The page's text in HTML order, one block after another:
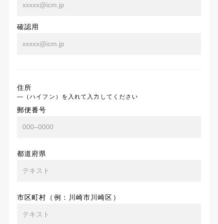
確認用
住所
―（ハイフン）を入れて入力してください
郵便番号
都道府県
市区町村（例：川崎市川崎区）